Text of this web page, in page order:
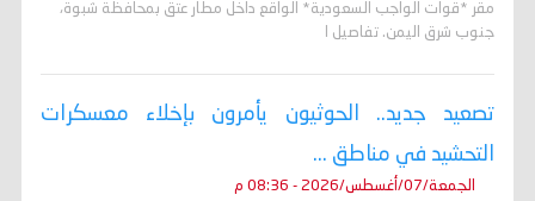
مقر *قوات الواجب السعودية* الواقع داخل مطار عتق بمحافظة شبوة،
جنوب شرق اليمن. تفاصيل ا
تصعيد جديد.. الحوثيون يأمرون بإخلاء معسكرات
التحشيد في مناطق ...
الجمعة/07/أغسطس/2026 - 08:36 م